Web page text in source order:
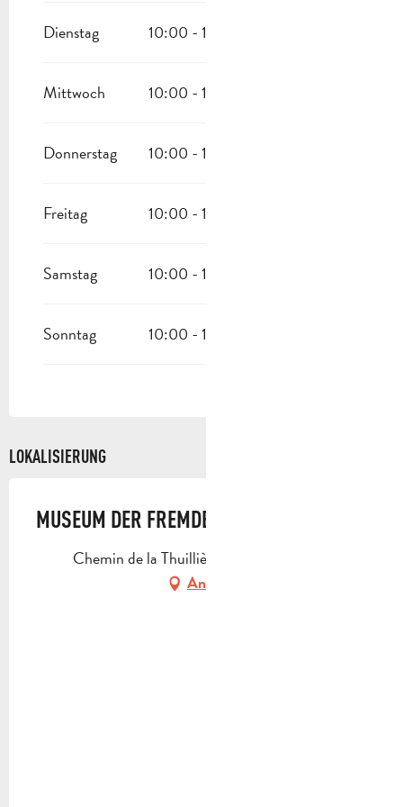
Dienstag 10:00 - 12:00
Mittwoch 10:00 - 12:00
Donnerstag 10:00 - 12:00
Freitag 10:00 - 12:00
Samstag 10:00 - 12:00
Sonntag 10:00 - 12:00
LOKALISIERUNG
MUSEUM DER FREMDENLEGION
Chemin de la Thuillière, 13400 Aubagne
Anfahrt